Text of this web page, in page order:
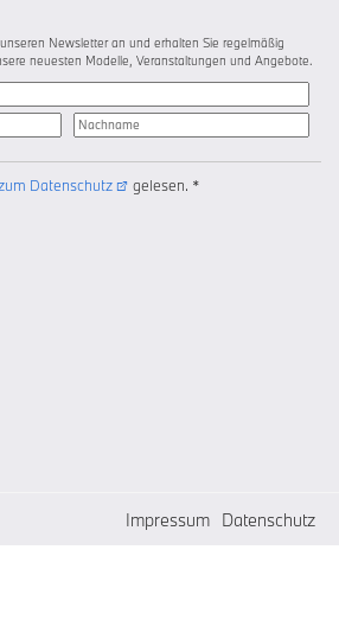
Newsletter an und erhalten Sie regelmäßig
neuesten Modelle, Veranstaltungen und Angebote.
Datenschutz gelesen. *
Impressum Datenschutz